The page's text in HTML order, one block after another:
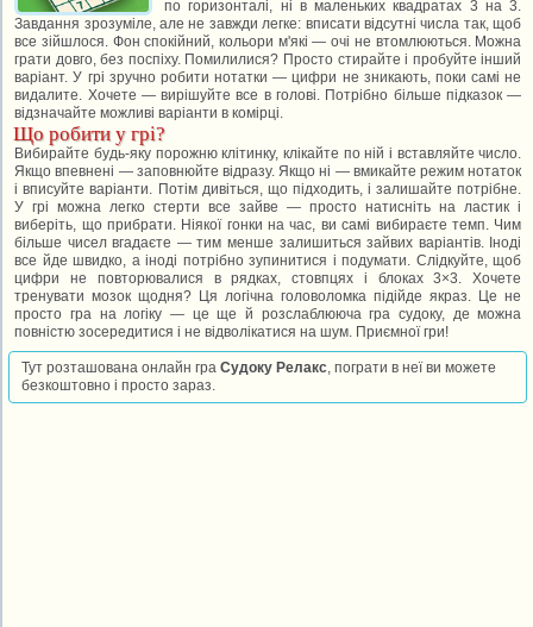
по горизонталі, ні в маленьких квадратах 3 на 3.
Завдання зрозуміле, але не завжди легке: вписати відсутні числа так, щоб
все зійшлося. Фон спокійний, кольори м'які — очі не втомлюються. Можна
грати довго, без поспіху. Помилилися? Просто стирайте і пробуйте інший
варіант. У грі зручно робити нотатки — цифри не зникають, поки самі не
видалите. Хочете — вирішуйте все в голові. Потрібно більше підказок —
відзначайте можливі варіанти в комірці.
Що робити у грі?
Вибирайте будь-яку порожню клітинку, клікайте по ній і вставляйте число.
Якщо впевнені — заповнюйте відразу. Якщо ні — вмикайте режим нотаток
і вписуйте варіанти. Потім дивіться, що підходить, і залишайте потрібне.
У грі можна легко стерти все зайве — просто натисніть на ластик і
виберіть, що прибрати. Ніякої гонки на час, ви самі вибираєте темп. Чим
більше чисел вгадаєте — тим менше залишиться зайвих варіантів. Іноді
все йде швидко, а іноді потрібно зупинитися і подумати. Слідкуйте, щоб
цифри не повторювалися в рядках, стовпцях і блоках 3×3. Хочете
тренувати мозок щодня? Ця логічна головоломка підійде якраз. Це не
просто гра на логіку — це ще й розслаблююча гра судоку, де можна
повністю зосередитися і не відволікатися на шум. Приємної гри!
Тут розташована онлайн граСудоку Релакс, пограти в неї ви можете
безкоштовно і просто зараз.